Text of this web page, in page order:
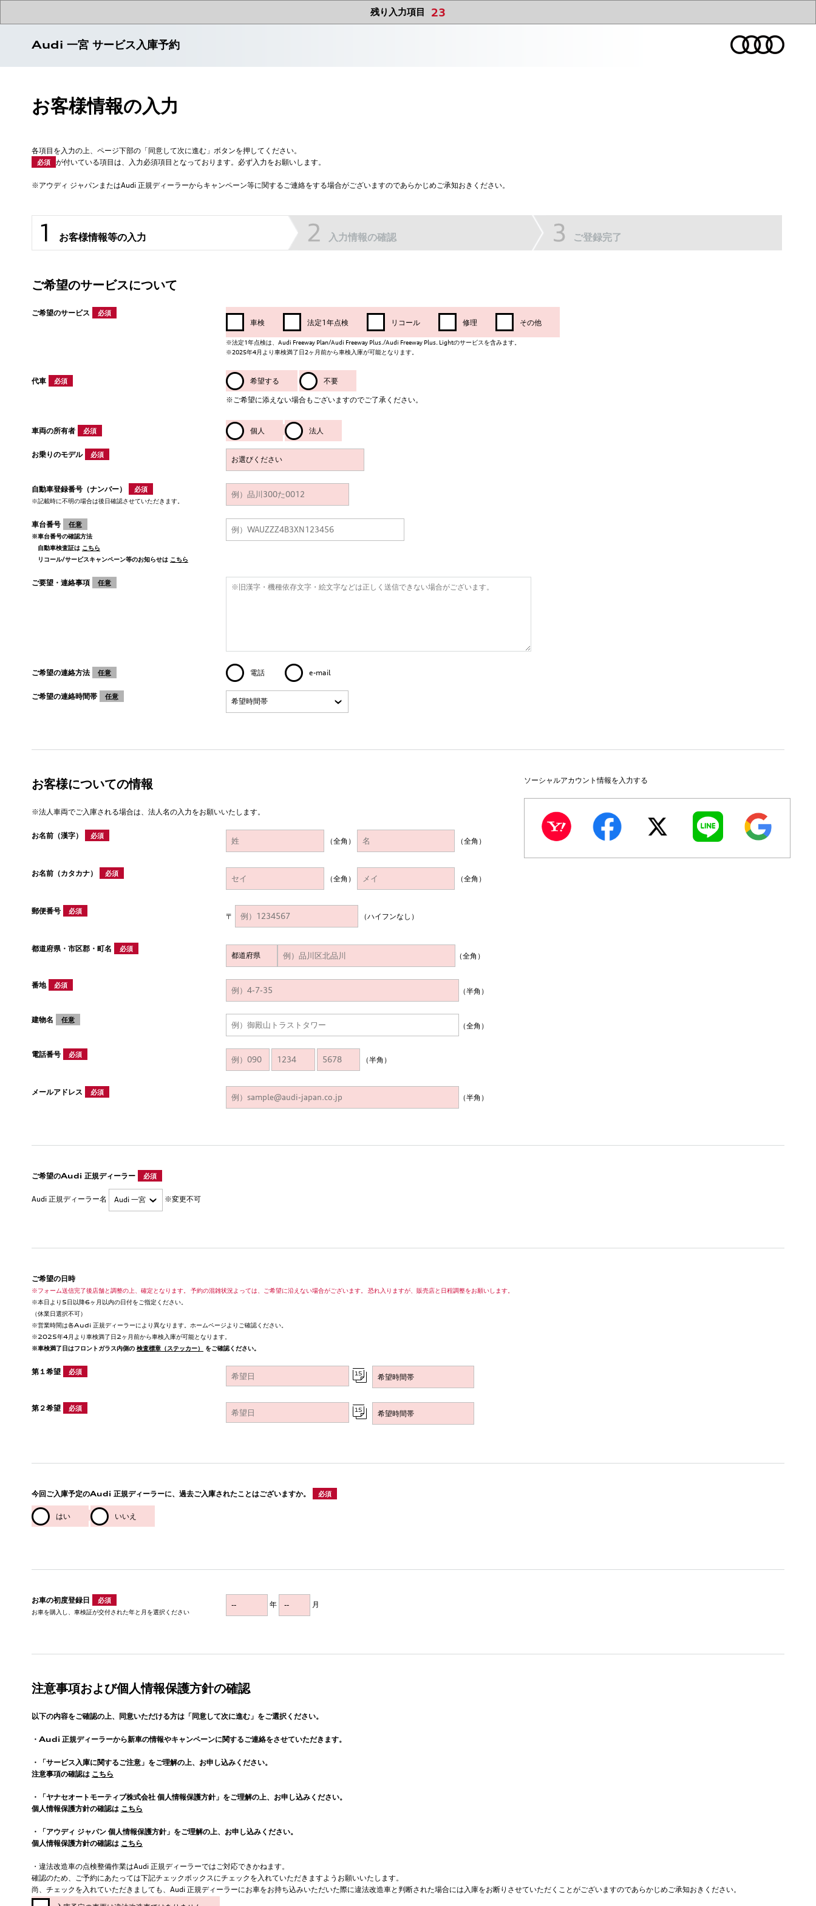
Audi 一宮 サービス入庫予約
お客様情報の入力
各項目を入力の上、ページ下部の「同意して次に進む」ボタンを押してください。
必須 が付いている項目は、入力必須項目となっております。必ず入力をお願いします。
※アウディ ジャパンまたはAudi 正規ディーラーからキャンペーン等に関するご連絡をする場合がございますのであらかじめご承知おきください。
お客様情報等の入力 入力情報の確認 ご登録完了
ご希望のサービスについて
ご希望のサービス 必須
車検 法定1年点検 リコール 修理 その他
※法定1年点検は、Audi Freeway Plan/Audi Freeway Plus./Audi Freeway Plus. Lightのサービスを含みます。
※2025年4月より車検満了日2ヶ月前から車検入庫が可能となります。
代車 必須 希望する 不要
※ご希望に添えない場合もございますのでご了承ください。
車両の所有者 必須 個人 法人
お乗りのモデル 必須
自動車登録番号（ナンバー） 必須
※記載時に不明の場合は後日確認させていただきます。
車台番号 任意
※車台番号の確認方法
自動車検査証は こちら
リコール/サービスキャンペーン等のお知らせは こちら
ご要望・連絡事項 任意
ご希望の連絡方法 任意 電話 e-mail
ご希望の連絡時間帯 任意
ソーシャルアカウント情報を入力する
お客様についての情報
※法人車両でご入庫される場合は、法人名の入力をお願いいたします。
お名前（漢字） 必須
（全角） （全角）
お名前（カタカナ） 必須
（全角） （全角）
郵便番号 必須
〒 （ハイフンなし）
都道府県・市区郡・町名 必須
（全角）
番地 必須
（半角）
建物名 任意
（全角）
電話番号 必須
（半角）
メールアドレス 必須
（半角）
ご希望のAudi 正規ディーラー 必須
Audi 正規ディーラー名 ※変更不可
ご希望の日時
※フォーム送信完了後店舗と調整の上、確定となります。 予約の混雑状況よっては、ご希望に沿えない場合がございます。 恐れ入りますが、販売店と日程調整をお願いします。
※本日より5日以降6ヶ月以内の日付をご指定ください。
（休業日選択不可）
※営業時間は各Audi 正規ディーラーにより異なります。ホームページよりご確認ください。
※2025年4月より車検満了日2ヶ月前から車検入庫が可能となります。
※車検満了日はフロントガラス内側の 検査標章（ステッカー） をご確認ください。
第１希望 必須
第２希望 必須
今回ご入庫予定のAudi 正規ディーラーに、過去ご入庫されたことはございますか。 必須
はい いいえ
お車の初度登録日 必須
お車を購入し、車検証が交付された年と月を選択ください
年 月
注意事項および個人情報保護方針の確認
以下の内容をご確認の上、同意いただける方は「同意して次に進む」をご選択ください。
・ Audi 正規ディーラーから新車の情報やキャンペーンに関するご連絡をさせていただきます。
・「サービス入庫に関するご注意」をご理解の上、お申し込みください。
注意事項の確認は こちら
・「ヤナセオートモーティブ株式会社 個人情報保護方針」をご理解の上、お申し込みください。
個人情報保護方針の確認は こちら
・「アウディ ジャパン 個人情報保護方針」をご理解の上、お申し込みください。
個人情報保護方針の確認は こちら
・違法改造車の点検整備作業はAudi 正規ディーラーではご対応できかねます。
確認のため、ご予約にあたっては下記チェックボックスにチェックを入れていただきますようお願いいたします。
尚、チェックを入れていただきましても、Audi 正規ディーラーにお車をお持ち込みいただいた際に違法改造車と判断された場合には入庫をお断りさせていただくことがございますのであらかじめご承知おきください。
残り入力項目 23